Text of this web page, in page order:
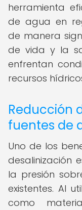
herramienta
de agua en
de manera
de vida y la
enfrentan
recursos
Reducción
fuentes de
Uno de los
desalinización
la presión
existentes. Al
como